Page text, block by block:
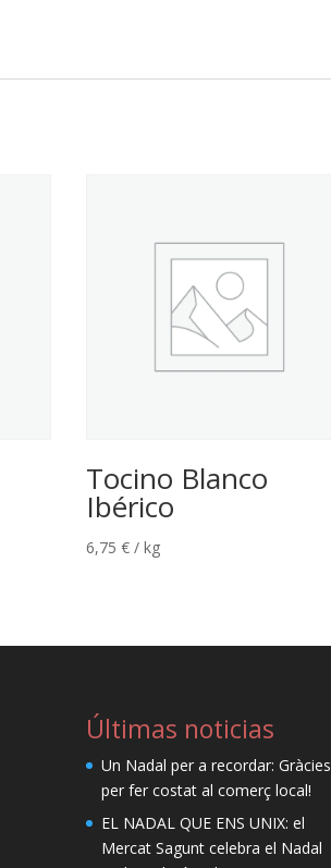
Tocino Blanco
Ibérico
6,75€ / kg
Últimas noticias
Un Nadal per a recordar: Gràcies
per fer costat al comerç local!
EL NADAL QUE ENS UNIX: el
Mercat Sagunt celebra el Nadal